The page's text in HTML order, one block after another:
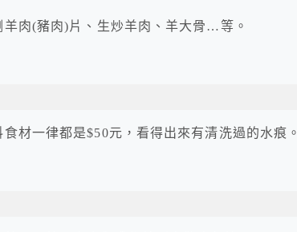
肉(豬肉)片、生炒羊肉、羊大骨…等。
材一律都是$50元，看得出來有清洗過的水痕。